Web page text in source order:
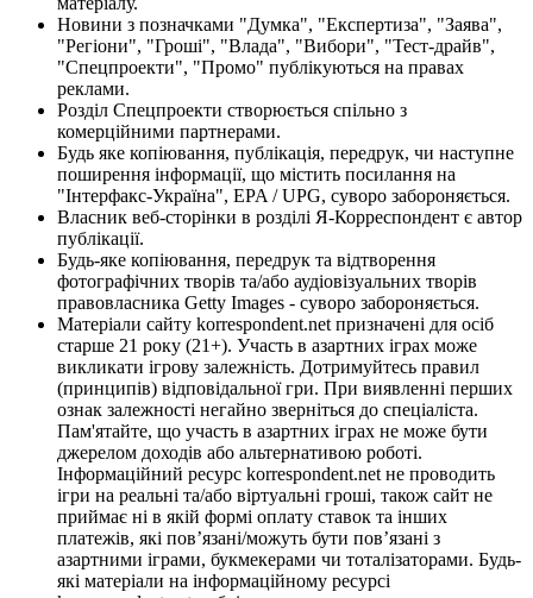
Новини з позначками "Думка", "Експертиза", "Заява",
"Регіони", "Гроші", "Влада", "Вибори", "Тест-драйв",
"Спецпроекти", "Промо" публікуються на правах
реклами.
Розділ Спецпроекти створюється спільно з
комерційними партнерами.
Будь яке копіювання, публікація, передрук, чи наступне
поширення інформації, що містить посилання на
"Інтерфакс-Україна", EPA / UPG, суворо забороняється.
Власник веб-сторінки в розділі Я-Корреспондент є автор
публікації.
Будь-яке копіювання, передрук та відтворення
фотографічних творів та/або аудіовізуальних творів
правовласника Getty Images - суворо забороняється.
Матеріали сайту korrespondent.net призначені для осіб
старше 21 року (21+). Участь в азартних іграх може
викликати ігрову залежність. Дотримуйтесь правил
(принципів) відповідальної гри. При виявленні перших
ознак залежності негайно зверніться до спеціаліста.
Пам'ятайте, що участь в азартних іграх не може бути
джерелом доходів або альтернативою роботі.
Інформаційний ресурс korrespondent.net не проводить
ігри на реальні та/або віртуальні гроші, також сайт не
приймає ні в якій формі оплату ставок та інших
платежів, які пов’язані/можуть бути пов’язані з
азартними іграми, букмекерами чи тоталізаторами. Будь-
які матеріали на інформаційному ресурсі